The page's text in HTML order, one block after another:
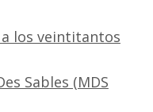
los veintitantos
Sables (MDS